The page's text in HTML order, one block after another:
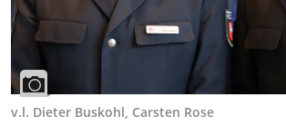
v.l. Dieter Buskohl, Carsten Rose